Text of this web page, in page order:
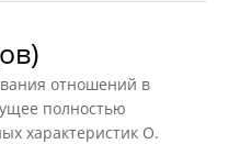
отношений в
полностью
характеристик О.